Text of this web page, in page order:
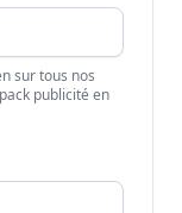
sur tous nos
publicité en